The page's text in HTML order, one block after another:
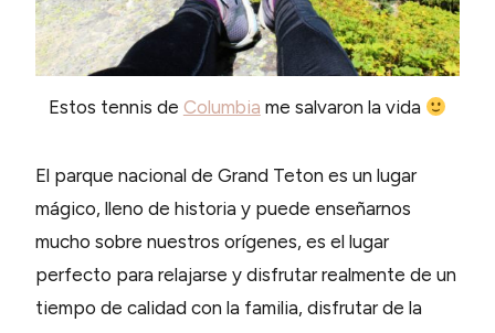
Estos tennis de Columbia me salvaron la vida
El parque nacional de Grand Teton es un lugar
mágico, lleno de historia y puede enseñarnos
mucho sobre nuestros orígenes, es el lugar
perfecto para relajarse y disfrutar realmente de un
tiempo de calidad con la familia, disfrutar de la